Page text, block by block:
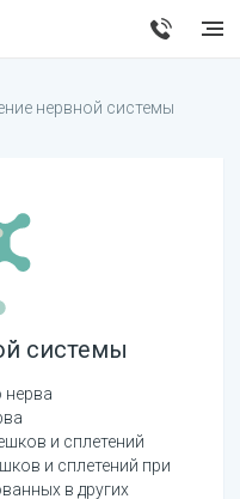
нервной системы
системы
нерва
и сплетений
и сплетений при
в других